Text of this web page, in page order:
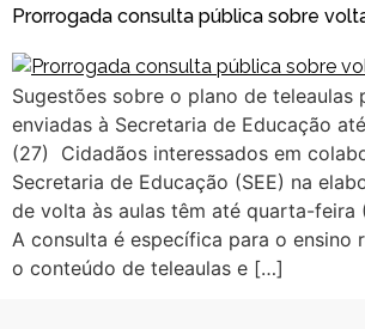
Prorrogada consulta pública sobre
Sugestões sobre o plano de teleaulas
enviadas à Secretaria de Educação
(27) Cidadãos interessados em
Secretaria de Educação (SEE) na
de volta às aulas têm até quarta-feira
A consulta é específica para o ensino
o conteúdo de teleaulas e […]